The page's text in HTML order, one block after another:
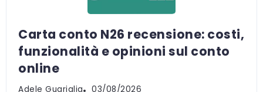
Carta conto N26 recensione: costi,
funzionalità e opinioni sul conto
online
Adele Guariglia 03/08/2026